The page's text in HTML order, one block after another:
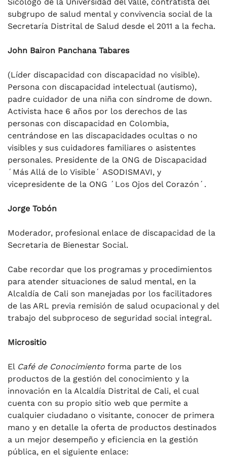
subgrupo de salud mental y convivencia social de la
Secretaría Distrital de Salud desde el 2011 a la fecha.
John Bairon Panchana Tabares
(Líder discapacidad con discapacidad no visible).
Persona con discapacidad intelectual (autismo),
padre cuidador de una niña con síndrome de down.
Activista hace 6 años por los derechos de las
personas con discapacidad en Colombia,
centrándose en las discapacidades ocultas o no
visibles y sus cuidadores familiares o asistentes
personales. Presidente de la ONG de Discapacidad
´Más Allá de lo Visible´ ASODISMAVI, y
vicepresidente de la ONG ´Los Ojos del Corazón´.
Jorge Tobón
Moderador, profesional enlace de discapacidad de la
Secretaria de Bienestar Social.
Cabe recordar que los programas y procedimientos
para atender situaciones de salud mental, en la
Alcaldía de Cali son manejadas por los facilitadores
de las ARL previa remisión de salud ocupacional y del
trabajo del subproceso de seguridad social integral.
Micrositio
El Café de Conocimiento forma parte de los
productos de la gestión del conocimiento y la
innovación en la Alcaldía Distrital de Cali, el cual
cuenta con su propio sitio web que permite a
cualquier ciudadano o visitante, conocer de primera
mano y en detalle la oferta de productos destinados
a un mejor desempeño y eficiencia en la gestión
pública, en el siguiente enlace: